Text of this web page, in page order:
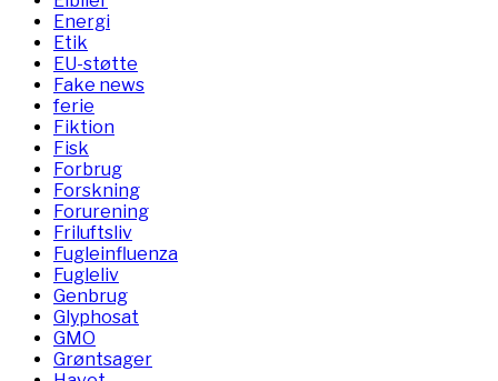
Energi
Etik
EU-støtte
Fake news
ferie
Fiktion
Fisk
Forbrug
Forskning
Forurening
Friluftsliv
Fugleinfluenza
Fugleliv
Genbrug
Glyphosat
GMO
Grøntsager